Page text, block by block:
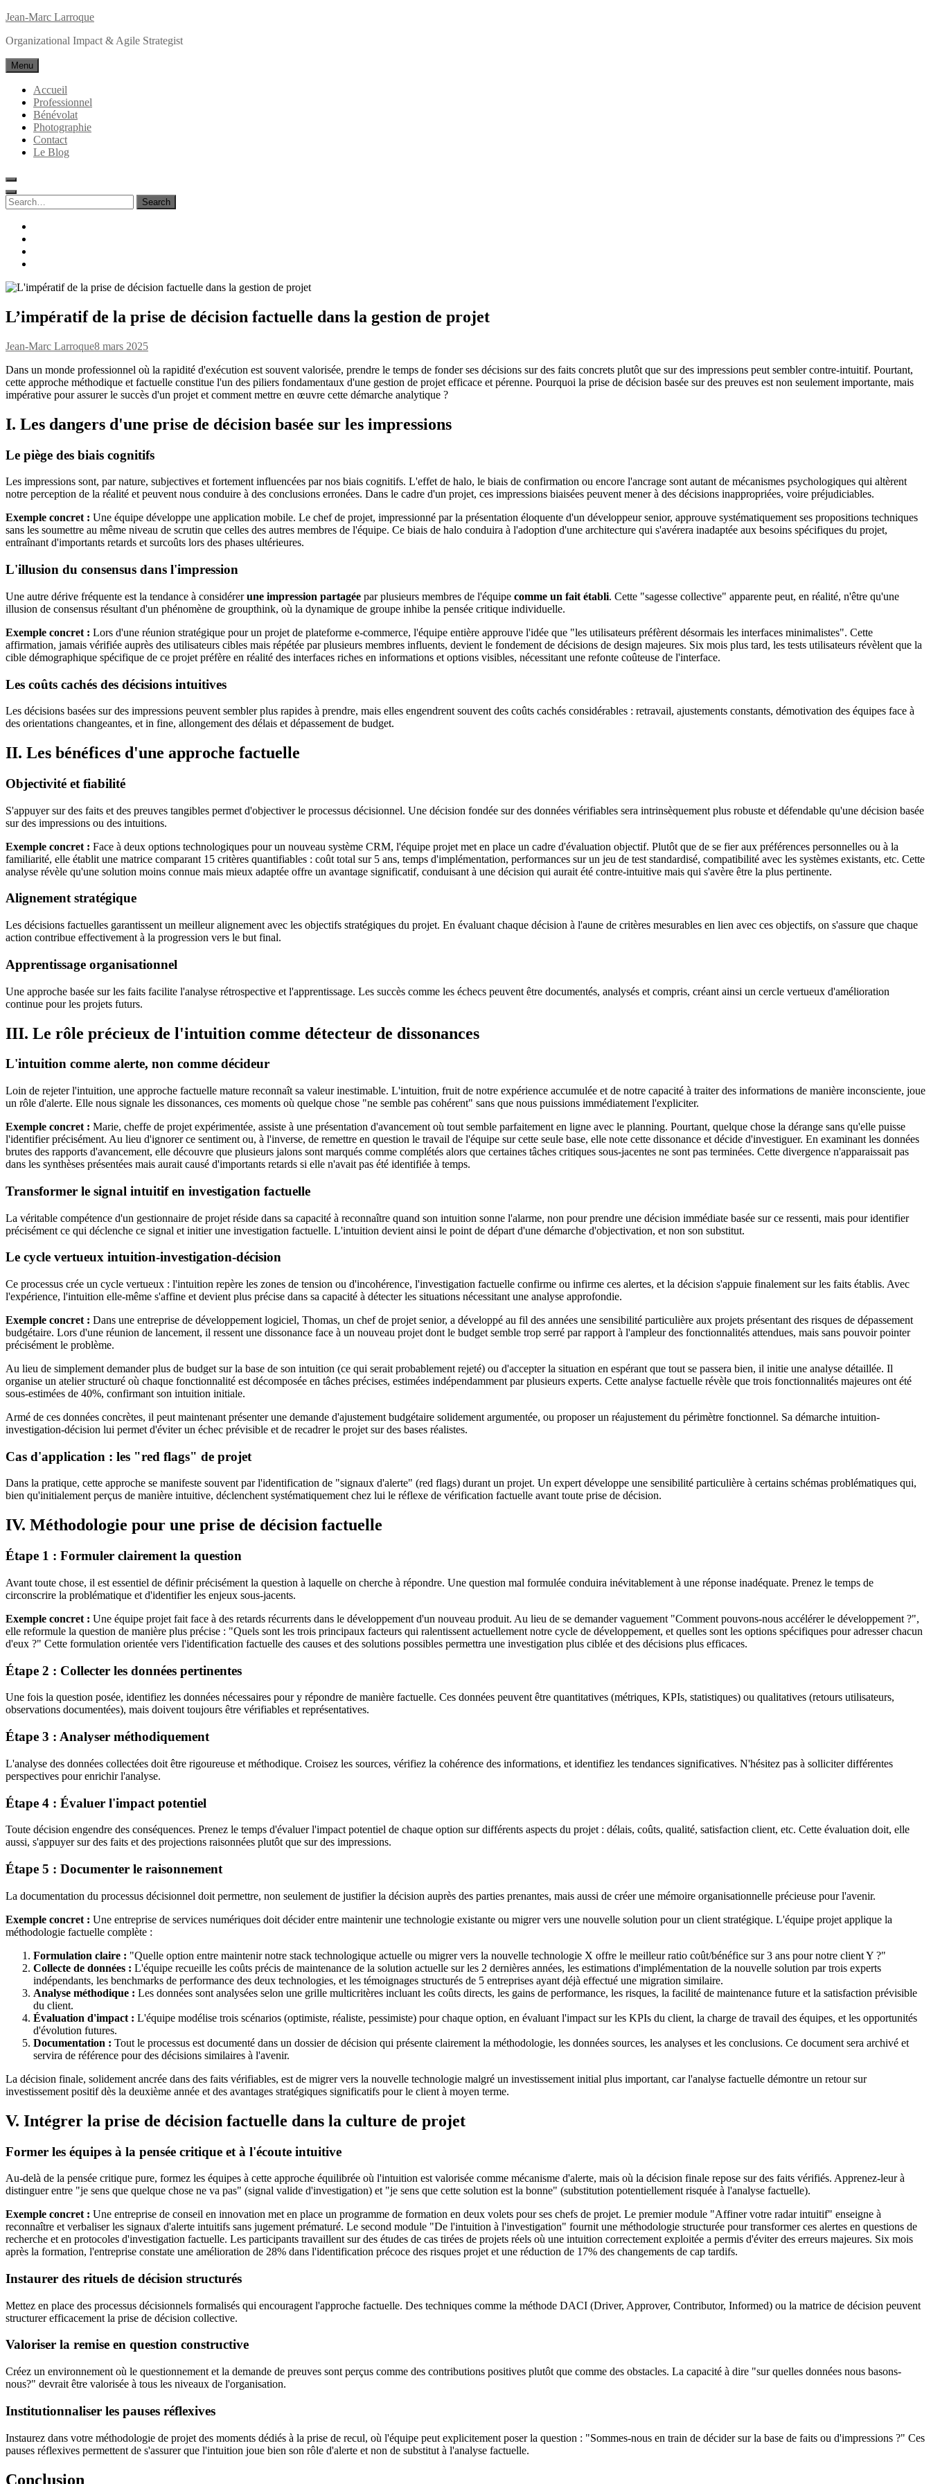
Skip
content
Jean-Marc Larroque
Organizational Impact & Agile Strategist
Menu
Accueil
Professionnel
Bénévolat
Photographie
Contact
Le Blog
Search
for:
Search
L’impératif de la prise de décision factuelle dans la gestion de projet
Jean-Marc Larroque8 mars 2025
Dans un monde professionnel où la rapidité d'exécution est souvent valorisée, prendre le temps de fonder ses décisions sur des faits concrets plutôt que sur des impressions peut sembler contre-intuitif. Pourtant,
cette approche méthodique et factuelle constitue l'un des piliers fondamentaux d'une gestion de projet efficace et pérenne. Pourquoi la prise de décision basée sur des preuves est non seulement importante, mais
impérative pour assurer le succès d'un projet et comment mettre en œuvre cette démarche analytique ?
I. Les dangers d'une prise de décision basée sur les impressions
Le piège des biais cognitifs
Les impressions sont, par nature, subjectives et fortement influencées par nos biais cognitifs. L'effet de halo, le biais de confirmation ou encore l'ancrage sont autant de mécanismes psychologiques qui altèrent
notre perception de la réalité et peuvent nous conduire à des conclusions erronées. Dans le cadre d'un projet, ces impressions biaisées peuvent mener à des décisions inappropriées, voire préjudiciables.
Exemple concret : Une équipe développe une application mobile. Le chef de projet, impressionné par la présentation éloquente d'un développeur senior, approuve systématiquement ses propositions techniques
sans les soumettre au même niveau de scrutin que celles des autres membres de l'équipe. Ce biais de halo conduira à l'adoption d'une architecture qui s'avérera inadaptée aux besoins spécifiques du projet,
entraînant d'importants retards et surcoûts lors des phases ultérieures.
L'illusion du consensus dans l'impression
Une autre dérive fréquente est la tendance à considérerune impression partagée par plusieurs membres de l'équipe comme un fait établi. Cette "sagesse collective" apparente peut, en réalité, n'être qu'une
illusion de consensus résultant d'un phénomène de groupthink, où la dynamique de groupe inhibe la pensée critique individuelle.
Exemple concret : Lors d'une réunion stratégique pour un projet de plateforme e-commerce, l'équipe entière approuve l'idée que "les utilisateurs préfèrent désormais les interfaces minimalistes". Cette
affirmation, jamais vérifiée auprès des utilisateurs cibles mais répétée par plusieurs membres influents, devient le fondement de décisions de design majeures. Six mois plus tard, les tests utilisateurs révèlent que la
cible démographique spécifique de ce projet préfère en réalité des interfaces riches en informations et options visibles, nécessitant une refonte coûteuse de l'interface.
Les coûts cachés des décisions intuitives
Les décisions basées sur des impressions peuvent sembler plus rapides à prendre, mais elles engendrent souvent des coûts cachés considérables : retravail, ajustements constants, démotivation des équipes face à
des orientations changeantes, et in fine, allongement des délais et dépassement de budget.
II. Les bénéfices d'une approche factuelle
Objectivité et fiabilité
S'appuyer sur des faits et des preuves tangibles permet d'objectiver le processus décisionnel. Une décision fondée sur des données vérifiables sera intrinsèquement plus robuste et défendable qu'une décision basée
sur des impressions ou des intuitions.
Exemple concret : Face à deux options technologiques pour un nouveau système CRM, l'équipe projet met en place un cadre d'évaluation objectif. Plutôt que de se fier aux préférences personnelles ou à la
familiarité, elle établit une matrice comparant 15 critères quantifiables : coût total sur 5 ans, temps d'implémentation, performances sur un jeu de test standardisé, compatibilité avec les systèmes existants, etc. Cette
analyse révèle qu'une solution moins connue mais mieux adaptée offre un avantage significatif, conduisant à une décision qui aurait été contre-intuitive mais qui s'avère être la plus pertinente.
Alignement stratégique
Les décisions factuelles garantissent un meilleur alignement avec les objectifs stratégiques du projet. En évaluant chaque décision à l'aune de critères mesurables en lien avec ces objectifs, on s'assure que chaque
action contribue effectivement à la progression vers le but final.
Apprentissage organisationnel
Une approche basée sur les faits facilite l'analyse rétrospective et l'apprentissage. Les succès comme les échecs peuvent être documentés, analysés et compris, créant ainsi un cercle vertueux d'amélioration
continue pour les projets futurs.
III. Le rôle précieux de l'intuition comme détecteur de dissonances
L'intuition comme alerte, non comme décideur
Loin de rejeter l'intuition, une approche factuelle mature reconnaît sa valeur inestimable. L'intuition, fruit de notre expérience accumulée et de notre capacité à traiter des informations de manière inconsciente, joue
un rôle d'alerte. Elle nous signale les dissonances, ces moments où quelque chose "ne semble pas cohérent" sans que nous puissions immédiatement l'expliciter.
Exemple concret : Marie, cheffe de projet expérimentée, assiste à une présentation d'avancement où tout semble parfaitement en ligne avec le planning. Pourtant, quelque chose la dérange sans qu'elle puisse
l'identifier précisément. Au lieu d'ignorer ce sentiment ou, à l'inverse, de remettre en question le travail de l'équipe sur cette seule base, elle note cette dissonance et décide d'investiguer. En examinant les données
brutes des rapports d'avancement, elle découvre que plusieurs jalons sont marqués comme complétés alors que certaines tâches critiques sous-jacentes ne sont pas terminées. Cette divergence n'apparaissait pas
dans les synthèses présentées mais aurait causé d'importants retards si elle n'avait pas été identifiée à temps.
Transformer le signal intuitif en investigation factuelle
La véritable compétence d'un gestionnaire de projet réside dans sa capacité à reconnaître quand son intuition sonne l'alarme, non pour prendre une décision immédiate basée sur ce ressenti, mais pour identifier
précisément ce qui déclenche ce signal et initier une investigation factuelle. L'intuition devient ainsi le point de départ d'une démarche d'objectivation, et non son substitut.
Le cycle vertueux intuition-investigation-décision
Ce processus crée un cycle vertueux : l'intuition repère les zones de tension ou d'incohérence, l'investigation factuelle confirme ou infirme ces alertes, et la décision s'appuie finalement sur les faits établis. Avec
l'expérience, l'intuition elle-même s'affine et devient plus précise dans sa capacité à détecter les situations nécessitant une analyse approfondie.
Exemple concret : Dans une entreprise de développement logiciel, Thomas, un chef de projet senior, a développé au fil des années une sensibilité particulière aux projets présentant des risques de dépassement
budgétaire. Lors d'une réunion de lancement, il ressent une dissonance face à un nouveau projet dont le budget semble trop serré par rapport à l'ampleur des fonctionnalités attendues, mais sans pouvoir pointer
précisément le problème.
Au lieu de simplement demander plus de budget sur la base de son intuition (ce qui serait probablement rejeté) ou d'accepter la situation en espérant que tout se passera bien, il initie une analyse détaillée. Il
organise un atelier structuré où chaque fonctionnalité est décomposée en tâches précises, estimées indépendamment par plusieurs experts. Cette analyse factuelle révèle que trois fonctionnalités majeures ont été
sous-estimées de 40%, confirmant son intuition initiale.
Armé de ces données concrètes, il peut maintenant présenter une demande d'ajustement budgétaire solidement argumentée, ou proposer un réajustement du périmètre fonctionnel. Sa démarche intuition-
investigation-décision lui permet d'éviter un échec prévisible et de recadrer le projet sur des bases réalistes.
Cas d'application : les "red flags" de projet
Dans la pratique, cette approche se manifeste souvent par l'identification de "signaux d'alerte" (red flags) durant un projet. Un expert développe une sensibilité particulière à certains schémas problématiques qui,
bien qu'initialement perçus de manière intuitive, déclenchent systématiquement chez lui le réflexe de vérification factuelle avant toute prise de décision.
IV. Méthodologie pour une prise de décision factuelle
Étape 1 : Formuler clairement la question
Avant toute chose, il est essentiel de définir précisément la question à laquelle on cherche à répondre. Une question mal formulée conduira inévitablement à une réponse inadéquate. Prenez le temps de
circonscrire la problématique et d'identifier les enjeux sous-jacents.
Exemple concret : Une équipe projet fait face à des retards récurrents dans le développement d'un nouveau produit. Au lieu de se demander vaguement "Comment pouvons-nous accélérer le développement ?",
elle reformule la question de manière plus précise : "Quels sont les trois principaux facteurs qui ralentissent actuellement notre cycle de développement, et quelles sont les options spécifiques pour adresser chacun
d'eux ?" Cette formulation orientée vers l'identification factuelle des causes et des solutions possibles permettra une investigation plus ciblée et des décisions plus efficaces.
Étape 2 : Collecter les données pertinentes
Une fois la question posée, identifiez les données nécessaires pour y répondre de manière factuelle. Ces données peuvent être quantitatives (métriques, KPIs, statistiques) ou qualitatives (retours utilisateurs,
observations documentées), mais doivent toujours être vérifiables et représentatives.
Étape 3 : Analyser méthodiquement
L'analyse des données collectées doit être rigoureuse et méthodique. Croisez les sources, vérifiez la cohérence des informations, et identifiez les tendances significatives. N'hésitez pas à solliciter différentes
perspectives pour enrichir l'analyse.
Étape 4 : Évaluer l'impact potentiel
Toute décision engendre des conséquences. Prenez le temps d'évaluer l'impact potentiel de chaque option sur différents aspects du projet : délais, coûts, qualité, satisfaction client, etc. Cette évaluation doit, elle
aussi, s'appuyer sur des faits et des projections raisonnées plutôt que sur des impressions.
Étape 5 : Documenter le raisonnement
La documentation du processus décisionnel doit permettre, non seulement de justifier la décision auprès des parties prenantes, mais aussi de créer une mémoire organisationnelle précieuse pour l'avenir.
Exemple concret : Une entreprise de services numériques doit décider entre maintenir une technologie existante ou migrer vers une nouvelle solution pour un client stratégique. L'équipe projet applique la
méthodologie factuelle complète :
Formulation claire : "Quelle option entre maintenir notre stack technologique actuelle ou migrer vers la nouvelle technologie X offre le meilleur ratio coût/bénéfice sur 3 ans pour notre client Y ?"
Collecte de données : L'équipe recueille les coûts précis de maintenance de la solution actuelle sur les 2 dernières années, les estimations d'implémentation de la nouvelle solution par trois experts
indépendants, les benchmarks de performance des deux technologies, et les témoignages structurés de 5 entreprises ayant déjà effectué une migration similaire.
Analyse méthodique : Les données sont analysées selon une grille multicritères incluant les coûts directs, les gains de performance, les risques, la facilité de maintenance future et la satisfaction prévisible
du client.
Évaluation d'impact : L'équipe modélise trois scénarios (optimiste, réaliste, pessimiste) pour chaque option, en évaluant l'impact sur les KPIs du client, la charge de travail des équipes, et les opportunités
d'évolution futures.
Documentation : Tout le processus est documenté dans un dossier de décision qui présente clairement la méthodologie, les données sources, les analyses et les conclusions. Ce document sera archivé et
servira de référence pour des décisions similaires à l'avenir.
La décision finale, solidement ancrée dans des faits vérifiables, est de migrer vers la nouvelle technologie malgré un investissement initial plus important, car l'analyse factuelle démontre un retour sur
investissement positif dès la deuxième année et des avantages stratégiques significatifs pour le client à moyen terme.
V. Intégrer la prise de décision factuelle dans la culture de projet
Former les équipes à la pensée critique et à l'écoute intuitive
Au-delà de la pensée critique pure, formez les équipes à cette approche équilibrée où l'intuition est valorisée comme mécanisme d'alerte, mais où la décision finale repose sur des faits vérifiés. Apprenez-leur à
distinguer entre "je sens que quelque chose ne va pas" (signal valide d'investigation) et "je sens que cette solution est la bonne" (substitution potentiellement risquée à l'analyse factuelle).
Exemple concret : Une entreprise de conseil en innovation met en place un programme de formation en deux volets pour ses chefs de projet. Le premier module "Affiner votre radar intuitif" enseigne à
reconnaître et verbaliser les signaux d'alerte intuitifs sans jugement prématuré. Le second module "De l'intuition à l'investigation" fournit une méthodologie structurée pour transformer ces alertes en questions de
recherche et en protocoles d'investigation factuelle. Les participants travaillent sur des études de cas tirées de projets réels où une intuition correctement exploitée a permis d'éviter des erreurs majeures. Six mois
après la formation, l'entreprise constate une amélioration de 28% dans l'identification précoce des risques projet et une réduction de 17% des changements de cap tardifs.
Instaurer des rituels de décision structurés
Mettez en place des processus décisionnels formalisés qui encouragent l'approche factuelle. Des techniques comme la méthode DACI (Driver, Approver, Contributor, Informed) ou la matrice de décision peuvent
structurer efficacement la prise de décision collective.
Valoriser la remise en question constructive
Créez un environnement où le questionnement et la demande de preuves sont perçus comme des contributions positives plutôt que comme des obstacles. La capacité à dire "sur quelles données nous basons-
nous?" devrait être valorisée à tous les niveaux de l'organisation.
Institutionnaliser les pauses réflexives
Instaurez dans votre méthodologie de projet des moments dédiés à la prise de recul, où l'équipe peut explicitement poser la question : "Sommes-nous en train de décider sur la base de faits ou d'impressions ?" Ces
pauses réflexives permettent de s'assurer que l'intuition joue bien son rôle d'alerte et non de substitut à l'analyse factuelle.
Conclusion